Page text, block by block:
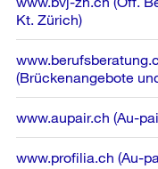
Kt. Zürich)
(Brückenangebote
www.aupair.ch (Au-
www.profilia.ch (Au-